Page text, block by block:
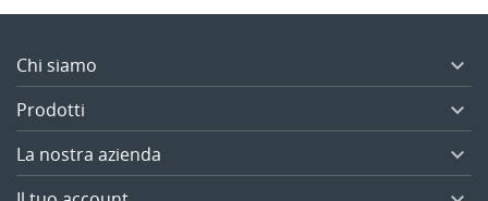
Chi siamo 
Prodotti 
La nostra azienda 